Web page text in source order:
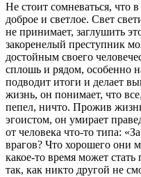
Не стоит сомневаться, что
доброе и светлое. Свет
не принимает, заглушить
закоренелый преступник
достойным своего
сплошь и рядом, особенно
подводит итоги и делает
жизнь, он понимает, что
пепел, ничто. Прожив
эгоистом, он умирает
от человека что-то типа:
врагов? Что хорошего они
какое-то время может
так, как никто другой не